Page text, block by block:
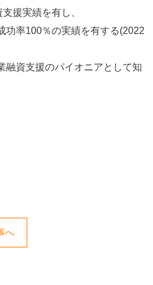
援実績を有し、
功率100％の実績を有する(2022
融資支援のパイオニアとして知
へ